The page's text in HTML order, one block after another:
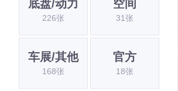
底盘/动力
226张
空间
31张
车展/其他
168张
官方
18张